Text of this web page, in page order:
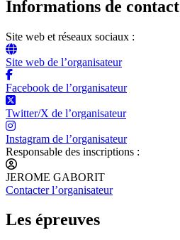
Informations de contact
Site web et réseaux sociaux :
Site web de l’organisateur
Facebook de l’organisateur
Twitter/X de l’organisateur
Instagram de l’organisateur
Responsable des inscriptions :
JEROME GABORIT
Contacter l’organisateur
Les épreuves